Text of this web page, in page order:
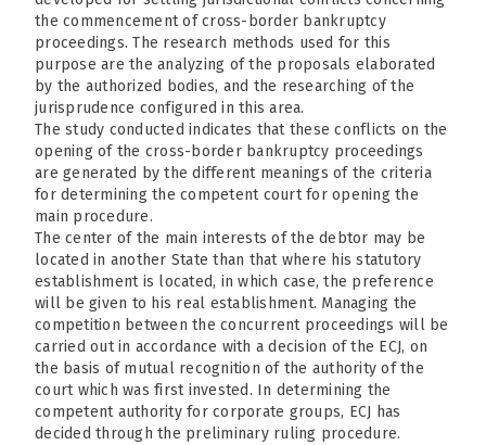
the commencement of cross-border bankruptcy
proceedings. The research methods used for this
purpose are the analyzing of the proposals elaborated
by the authorized bodies, and the researching of the
jurisprudence configured in this area.
The study conducted indicates that these conflicts on the
opening of the cross-border bankruptcy proceedings
are generated by the different meanings of the criteria
for determining the competent court for opening the
main procedure.
The center of the main interests of the debtor may be
located in another State than that where his statutory
establishment is located, in which case, the preference
will be given to his real establishment. Managing the
competition between the concurrent proceedings will be
carried out in accordance with a decision of the ECJ, on
the basis of mutual recognition of the authority of the
court which was first invested. In determining the
competent authority for corporate groups, ECJ has
decided through the preliminary ruling procedure.